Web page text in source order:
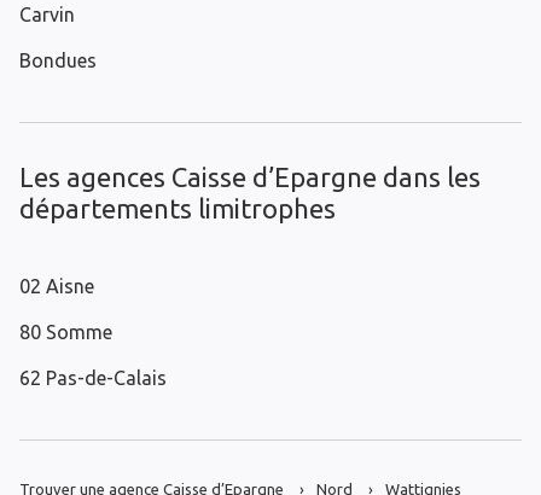
Carvin
Bondues
Les agences Caisse d’Epargne dans les
départements limitrophes
02 Aisne
80 Somme
62 Pas-de-Calais
Trouver une agence Caisse d’Epargne Nord Wattignies